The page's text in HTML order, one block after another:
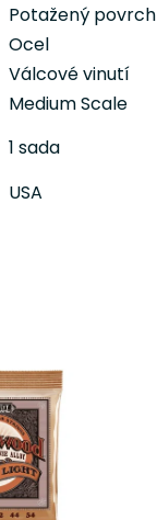
Potažený povrch
Ocel
Válcové vinutí
Medium Scale
1 sada
USA